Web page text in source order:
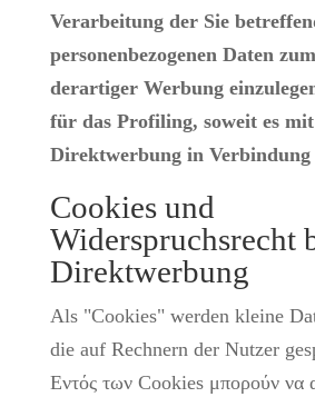
Verarbeitung der Sie
personenbezogenen Daten
derartiger Werbung
für das Profiling, soweit es
Direktwerbung in Verbindung
Cookies und
Widerspruchsrecht
Direktwerbung
Als "Cookies" werden kleine
die auf Rechnern der Nutzer
Εντός των Cookies μπορούν να